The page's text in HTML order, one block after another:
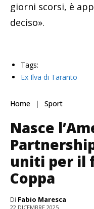
giorni scorsi, è
deciso».
Tags:
Ex Ilva di Taranto
Home Sport
Nasce
uniti per il
Coppa
Di Fabio Maresca
22 DICEMBRE 2025